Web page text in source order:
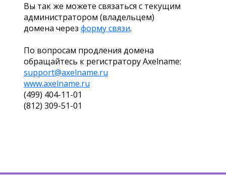
Вы так же можете связаться с текущим
администратором (владельцем)
домена через форму связи.
По вопросам продления домена
обращайтесь к регистратору Axelname:
support@axelname.ru
www.axelname.ru
(499) 404-11-01
(812) 309-51-01